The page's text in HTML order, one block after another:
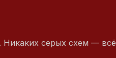
Никаких серых схем — всё